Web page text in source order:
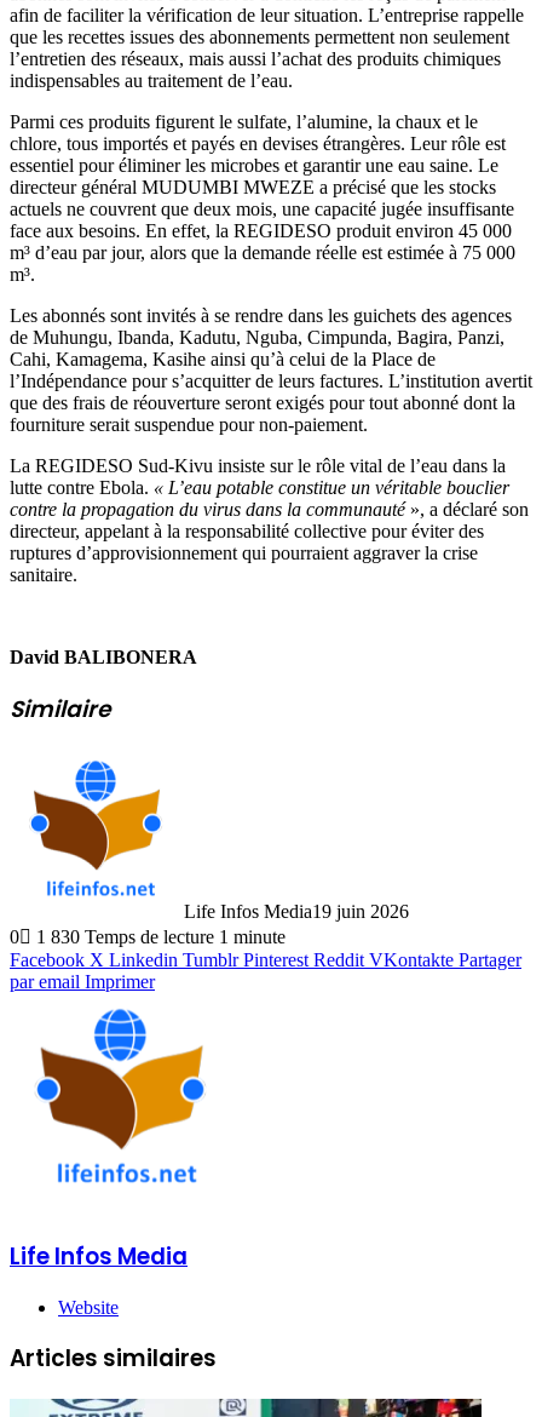
afin de faciliter la vérification de leur situation. L’entreprise rappelle
que les recettes issues des abonnements permettent non seulement
l’entretien des réseaux, mais aussi l’achat des produits chimiques
indispensables au traitement de l’eau.
Parmi ces produits figurent le sulfate, l’alumine, la chaux et le
chlore, tous importés et payés en devises étrangères. Leur rôle est
essentiel pour éliminer les microbes et garantir une eau saine. Le
directeur général MUDUMBI MWEZE a précisé que les stocks
actuels ne couvrent que deux mois, une capacité jugée insuffisante
face aux besoins. En effet, la REGIDESO produit environ 45 000
m³ d’eau par jour, alors que la demande réelle est estimée à 75 000
m³.
Les abonnés sont invités à se rendre dans les guichets des agences
de Muhungu, Ibanda, Kadutu, Nguba, Cimpunda, Bagira, Panzi,
Cahi, Kamagema, Kasihe ainsi qu’à celui de la Place de
l’Indépendance pour s’acquitter de leurs factures. L’institution avertit
que des frais de réouverture seront exigés pour tout abonné dont la
fourniture serait suspendue pour non-paiement.
La REGIDESO Sud-Kivu insiste sur le rôle vital de l’eau dans la
lutte contre Ebola. « L’eau potable constitue un véritable bouclier
contre la propagation du virus dans la communauté», a déclaré son
directeur, appelant à la responsabilité collective pour éviter des
ruptures d’approvisionnement qui pourraient aggraver la crise
sanitaire.
David BALIBONERA
Similaire
Life Infos Media19 juin 2026
0
1 830 Temps de lecture 1 minute
Facebook X Linkedin Tumblr Pinterest Reddit VKontakte Partager
par email Imprimer
Life Infos Media
Website
Articles similaires